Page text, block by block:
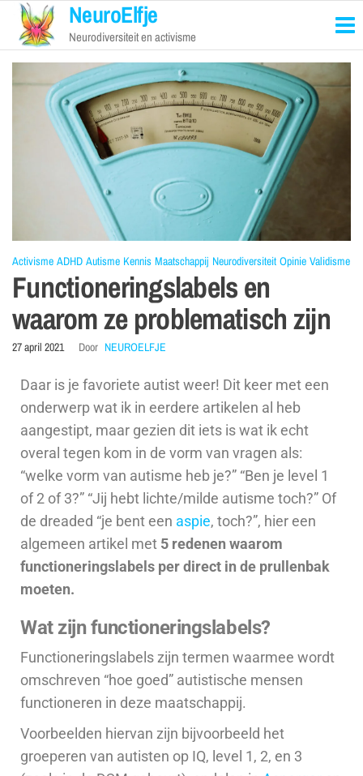
NeuroElfje
Neurodiversiteit en activisme
Activisme ADHD Autisme Kennis Maatschappij Neurodiversiteit Opinie Validisme
Functioneringslabels en
waarom ze problematisch zijn
27 april 2021 Door NEUROELFJE
Daar is je favoriete autist weer! Dit keer met een
onderwerp wat ik in eerdere artikelen al heb
aangestipt, maar gezien dit iets is wat ik echt
overal tegen kom in de vorm van vragen als:
“welke vorm van autisme heb je?” “Ben je level 1
of 2 of 3?” “Jij hebt lichte/milde autisme toch?” Of
de dreaded “je bent een aspie, toch?”, hier een
algemeen artikel met 5 redenen waarom
functioneringslabels per direct in de prullenbak
moeten.
Wat zijn functioneringslabels?
Functioneringslabels zijn termen waarmee wordt
omschreven “hoe goed” autistische mensen
functioneren in deze maatschappij.
Voorbeelden hiervan zijn bijvoorbeeld het
groeperen van autisten op IQ, level 1, 2, en 3